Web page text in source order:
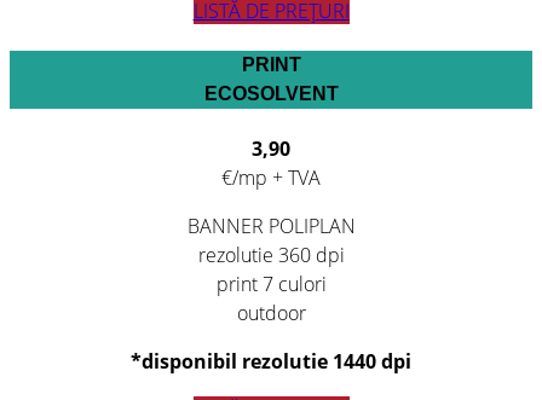
LISTĂ DE PREȚURI
PRINT
ECOSOLVENT
3,90
€/mp + TVA
BANNER POLIPLAN
rezolutie 360 dpi
print 7 culori
outdoor
*disponibil rezolutie 1440 dpi